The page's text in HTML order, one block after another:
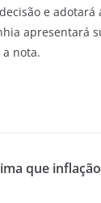
e adotará
apresentará
a nota.
que